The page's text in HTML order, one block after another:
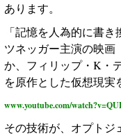
あります。
「記憶を人為的に書
ツネッガー主演の映画
か、フィリップ・ K ・
を原作とした仮想現実
www.youtube.com/
その技術が、オプトジ